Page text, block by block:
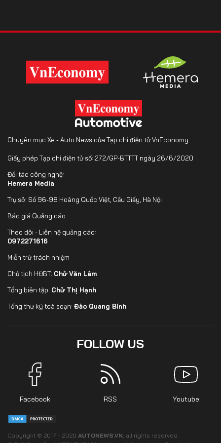
Chuyên mục Xe - Auto News của Tạp chí điện tử VnEconomy
Giấy phép Tạp chí điện tử số: 272/GP-BTTTT ngày 26/6/2020
Đối tác công nghệ:
Hemera Media
Trụ sở: Số 96-98 Hoàng Quốc Việt, Cầu Giấy, Hà Nội
Báo giá Quảng cáo
Theo dõi - Liên hệ quảng cáo:
0972271616
Miễn trừ trách nhiệm
Chủ tịch HĐBT: Chử Văn Lâm
Tổng biên tập: Chử Thị Hạnh
Tổng thư ký toà soạn: Đào Quang Bính
FOLLOW US
Facebook RSS Youtube
Copyright © 2017 - 2020 AUTONEWS.VN, all rights reserved.